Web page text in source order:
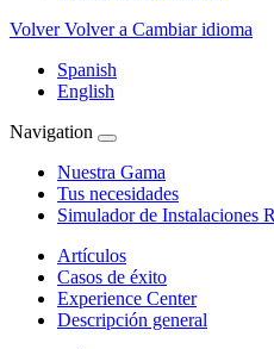
Volver Volver a Cambiar idioma
Spanish
English
Navigation
Nuestra Gama
Tus necesidades
Simulador de Instalaciones
Artículos
Casos de éxito
Experience Center
Descripción general